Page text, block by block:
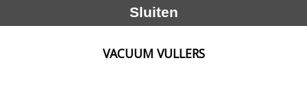
Sluiten
VACUUM VULLERS